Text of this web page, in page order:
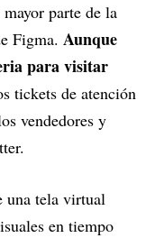
parte de la
Figma. Aunque
para visitar
tickets de atención
vendedores y
una tela virtual
en tiempo